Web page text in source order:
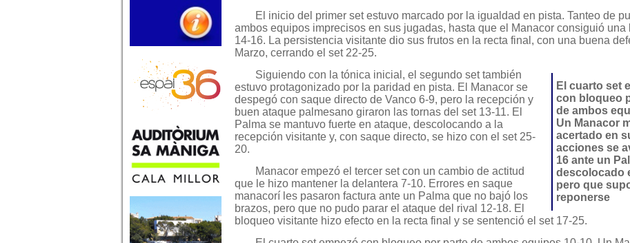
El inicio del primer set estuvo marcado por la igualdad en pista. Tanteo de
ambos equipos imprecisos en sus jugadas, hasta que el Manacor consiguió una
14-16. La persistencia visitante dio sus frutos en la recta final, con una buena
Marzo, cerrando el set 22-25.
El cuarto set
con bloqueo
de ambos
Un Manacor
acertado en
acciones se
16 ante un
descolocado
pero que
reponerse
Siguiendo con la tónica inicial, el segundo set también
estuvo protagonizado por la paridad en pista. El Manacor se
despegó con saque directo de Vanco 6-9, pero la recepción y
buen ataque palmesano giraron las tornas del set 13-11. El
Palma se mantuvo fuerte en ataque, descolocando a la
recepción visitante y, con saque directo, se hizo con el set 25-
20.
Manacor empezó el tercer set con un cambio de actitud
que le hizo mantener la delantera 7-10. Errores en saque
manacorí les pasaron factura ante un Palma que no bajó los
brazos, pero que no pudo parar el ataque del rival 12-18. El
bloqueo visitante hizo efecto en la recta final y se sentenció el set 17-25.